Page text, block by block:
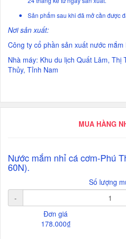
Sản phẩm sau khi đã mở cần được
Nơi sản xuất:
Công ty cổ phần sản xuất nước mắm
Nhà máy: Khu du lịch Quất Lâm, Thị
Thủy, Tỉnh Nam
MUA HÀNG
Nước mắm nhỉ cá cơm-Phú
60N).
Số lượng
-
Đơn giá
178.000₫